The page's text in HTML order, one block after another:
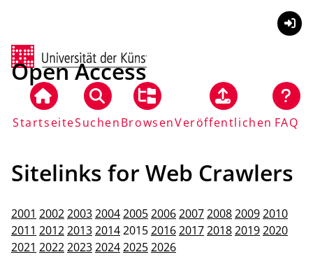
Open Access
StartseiteSuchenBrowsenVeröffentlichen FAQ
Sitelinks for Web Crawlers
2001 200220032004200520062007200820092010
2011 201220132014201520162017201820192020
2021 20222023202420252026